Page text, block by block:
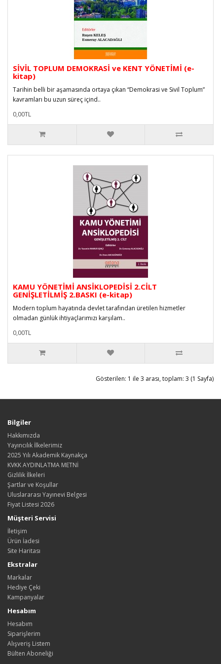
SİVİL TOPLUM DEMOKRASİ ve KENT YÖNETİMİ (e-
kitap)
Tarihin belli bir aşamasında ortaya çıkan “Demokrasi ve Sivil Toplum”
kavramları bu uzun süreç içind..
0,00TL
KAMU YÖNETİMİ ANSİKLOPEDİSİ 2.CİLT
GENİŞLETİLMİŞ 2.BASKI (e-kitap)
Modern toplum hayatında devlet tarafından üretilen hizmetler
olmadan günlük ihtiyaçlarımızı karşılam..
0,00TL
Gösterilen: 1 ile 3 arası, toplam: 3 (1 Sayfa)
Bilgiler
Hakkımızda
Yayıncılık İlkelerimiz
2025 Yılı Akademik Kaynakça
KVKK AYDINLATMA METNİ
Gizlilik İlkeleri
Şartlar ve Koşullar
Uluslararası Yayınevi Belgesi
Fiyat Listesi 2026
Müşteri Servisi
İletişim
Ürün İadesi
Site Haritası
Ekstralar
Markalar
Hediye Çeki
Kampanyalar
Hesabım
Hesabım
Siparişlerim
Alışveriş Listem
Bülten Aboneliği